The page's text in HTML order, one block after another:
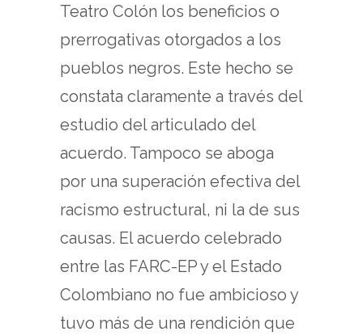
Teatro Colón los beneficios o
prerrogativas otorgados a los
pueblos negros. Este hecho se
constata claramente a través del
estudio del articulado del
acuerdo. Tampoco se aboga
por una superación efectiva del
racismo estructural, ni la de sus
causas. El acuerdo celebrado
entre las FARC-EP y el Estado
Colombiano no fue ambicioso y
tuvo más de una rendición que